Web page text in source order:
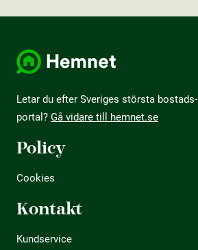
Letar du efter Sveriges största bostads­
portal? Gå vidare till hemnet.se
Policy
Cookies
Kontakt
Kundservice